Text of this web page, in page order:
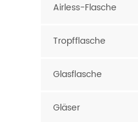
Airless-Flasche
Tropfflasche
Glasflasche
Gläser